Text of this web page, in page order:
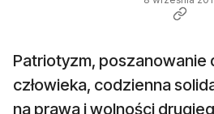
Patriotyzm, poszanowanie
człowieka, codzienna
na prawa i wolności